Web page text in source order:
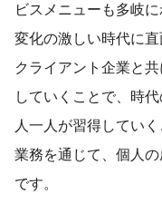
ビスメニューも多岐に
変化の激しい時代に
クライアント企業と
していくことで、時
人一人が習得していく
業務を通じて、個人
です。